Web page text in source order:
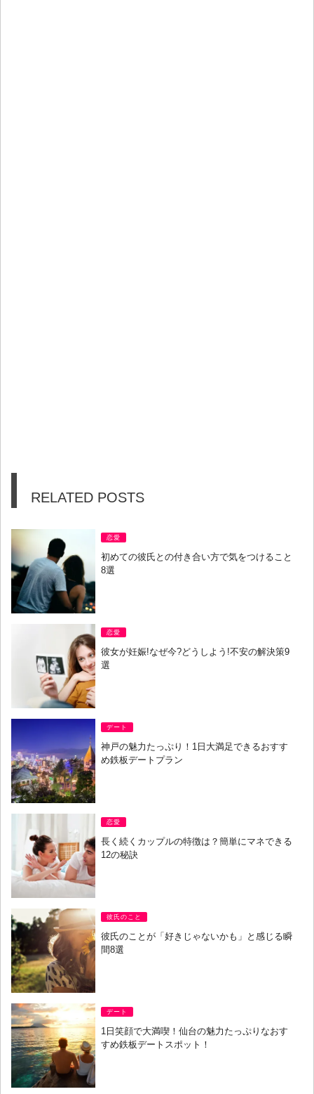
RELATED POSTS
恋愛
初めての彼氏との付き合い方で気をつけること
8選
恋愛
彼女が妊娠!なぜ今?どうしよう!不安の解決策9
選
デート
神戸の魅力たっぷり！1日大満足できるおすす
め鉄板デートプラン
恋愛
長く続くカップルの特徴は？簡単にマネできる
12の秘訣
彼氏のこと
彼氏のことが「好きじゃないかも」と感じる瞬
間8選
デート
1日笑顔で大満喫！仙台の魅力たっぷりなおす
すめ鉄板デートスポット！